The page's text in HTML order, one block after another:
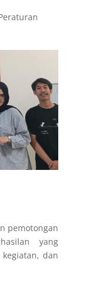
pemotongan
yang
dan